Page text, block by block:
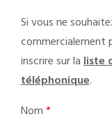
Si vous ne
commercialement
inscrire sur laliste
téléphonique.
Nom*